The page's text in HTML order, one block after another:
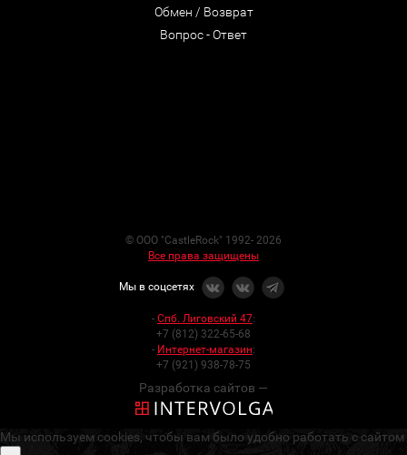
Обмен / Возврат
Вопрос - Ответ
© ООО "CastleRock" 1992- 2026
Все права защищены
Мы в соцсетях
- Спб. Лиговский 47:
+7 (812) 322-65-68
- Интернет-магазин:
+7 (921) 938-78-75
Разработка сайтов —
Мы используем cookies, чтобы вам было удобно работать с сайтом